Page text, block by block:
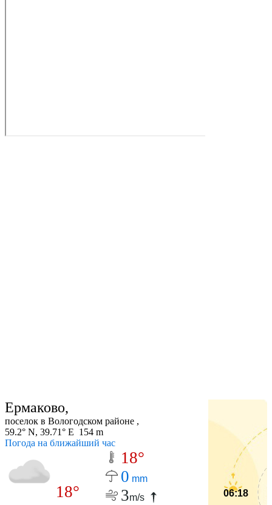
Ермаково,
поселок в Вологодском районе ,
59.2° N, 39.71° E 154 m
Погода на ближайший час
18°
18°
0 mm
3m/s 06:18